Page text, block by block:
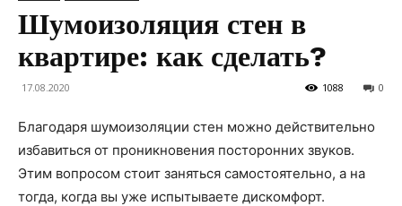
Шумоизоляция стен в
квартире: как сделать?
17.08.2020 0
1088
Благодаря шумоизоляции стен можно действительно
избавиться от проникновения посторонних звуков.
Этим вопросом стоит заняться самостоятельно, а на
тогда, когда вы уже испытываете дискомфорт.